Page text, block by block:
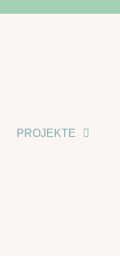
PROJEKTE